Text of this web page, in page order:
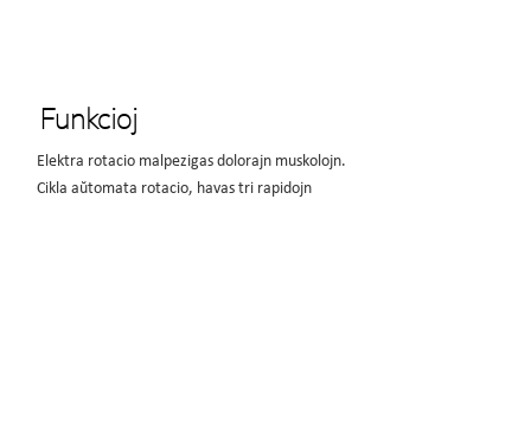
Funkcioj
Elektra rotacio malpezigas dolorajn muskolojn.
Cikla aŭtomata rotacio, havas tri rapidojn